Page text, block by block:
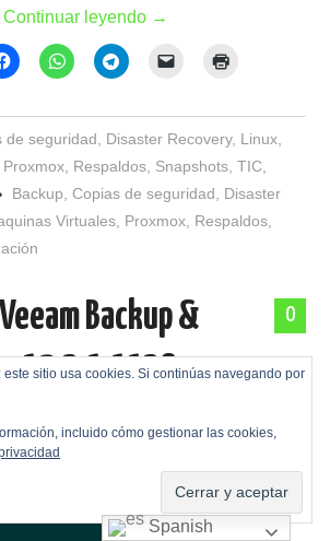
Continuar leyendo →
de seguridad Disaster Recovery, Linux,
Proxmox Respaldos Snapshots ,TIC
Backup Copias de seguridad
Disaster
Virtuales Proxmox Respaldos
0
Backup &
v12.3.1.1139 a
por
Spanish
este sitio usa cookies. Si continúas navegando por
incluido cómo gestionar las cookies,